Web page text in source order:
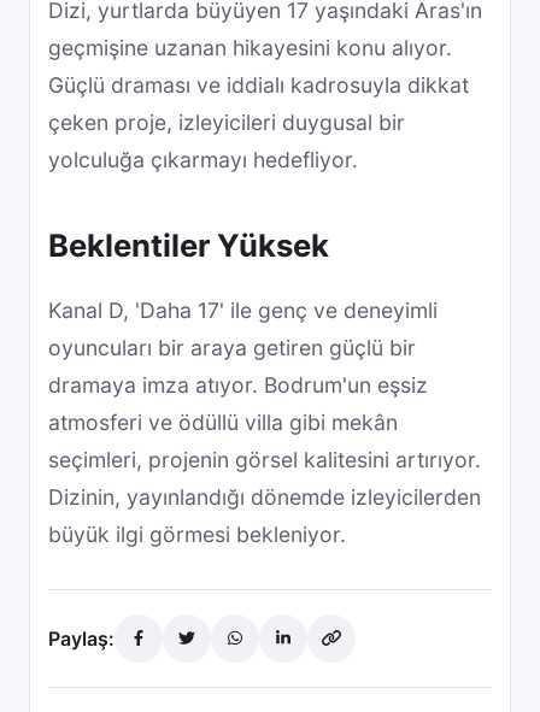
Dizi, yurtlarda büyüyen 17 yaşındaki Aras'ın
geçmişine uzanan hikayesini konu alıyor.
Güçlü draması ve iddialı kadrosuyla dikkat
çeken proje, izleyicileri duygusal bir
yolculuğa çıkarmayı hedefliyor.
Beklentiler Yüksek
Kanal D, 'Daha 17' ile genç ve deneyimli
oyuncuları bir araya getiren güçlü bir
dramaya imza atıyor. Bodrum'un eşsiz
atmosferi ve ödüllü villa gibi mekân
seçimleri, projenin görsel kalitesini artırıyor.
Dizinin, yayınlandığı dönemde izleyicilerden
büyük ilgi görmesi bekleniyor.
Paylaş: